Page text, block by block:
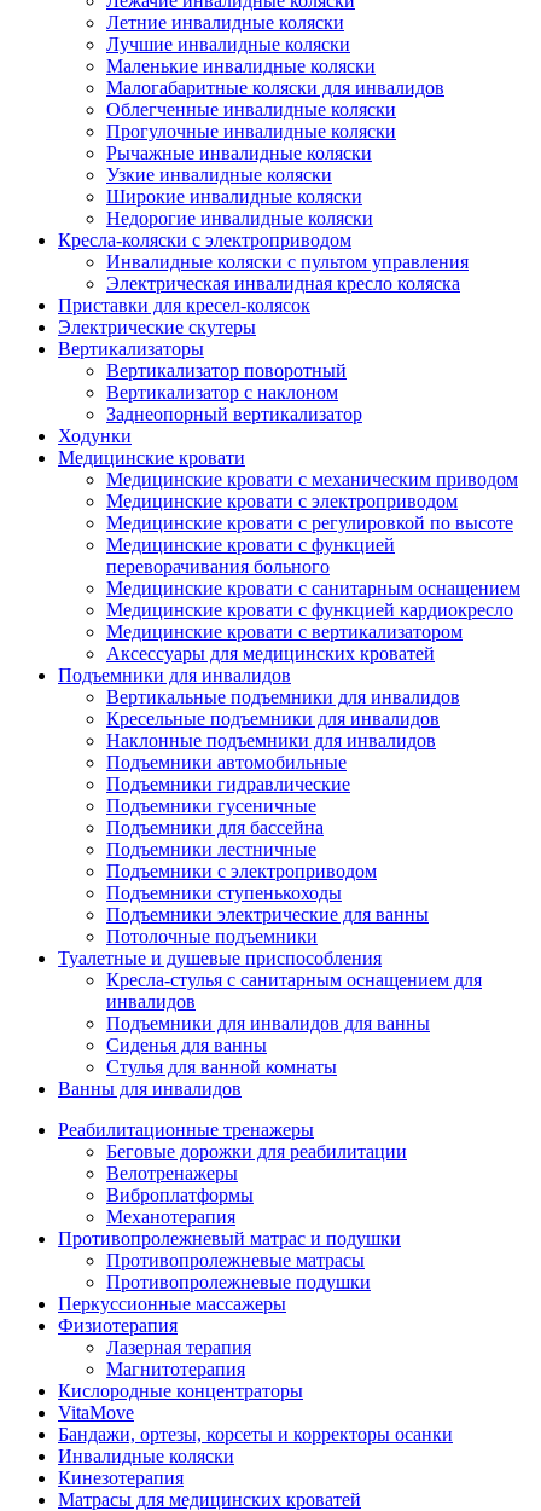
Летние инвалидные коляски
Лучшие инвалидные коляски
Маленькие инвалидные коляски
Малогабаритные коляски для инвалидов
Облегченные инвалидные коляски
Прогулочные инвалидные коляски
Рычажные инвалидные коляски
Узкие инвалидные коляски
Широкие инвалидные коляски
Недорогие инвалидные коляски
Кресла-коляски с электроприводом
Инвалидные коляски с пультом управления
Электрическая инвалидная кресло коляска
Приставки для кресел-колясок
Электрические скутеры
Вертикализаторы
Вертикализатор поворотный
Вертикализатор с наклоном
Заднеопорный вертикализатор
Ходунки
Медицинские кровати
Медицинские кровати с механическим приводом
Медицинские кровати с электроприводом
Медицинские кровати с регулировкой по высоте
Медицинские кровати с функцией
переворачивания больного
Медицинские кровати с санитарным оснащением
Медицинские кровати с функцией кардиокресло
Медицинские кровати с вертикализатором
Аксессуары для медицинских кроватей
Подъемники для инвалидов
Вертикальные подъемники для инвалидов
Кресельные подъемники для инвалидов
Наклонные подъемники для инвалидов
Подъемники автомобильные
Подъемники гидравлические
Подъемники гусеничные
Подъемники для бассейна
Подъемники лестничные
Подъемники с электроприводом
Подъемники ступенькоходы
Подъемники электрические для ванны
Потолочные подъемники
Туалетные и душевые приспособления
Кресла-стулья с санитарным оснащением для
инвалидов
Подъемники для инвалидов для ванны
Сиденья для ванны
Стулья для ванной комнаты
Ванны для инвалидов
Реабилитационные тренажеры
Беговые дорожки для реабилитации
Велотренажеры
Виброплатформы
Механотерапия
Противопролежневый матрас и подушки
Противопролежневые матрасы
Противопролежневые подушки
Перкуссионные массажеры
Физиотерапия
Лазерная терапия
Магнитотерапия
Кислородные концентраторы
VitaMove
Бандажи, ортезы, корсеты и корректоры осанки
Инвалидные коляски
Кинезотерапия
Матрасы для медицинских кроватей